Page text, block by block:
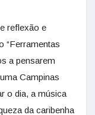
reflexão e
“Ferramentas
a pensarem
Campinas
o dia, a música
da caribenha